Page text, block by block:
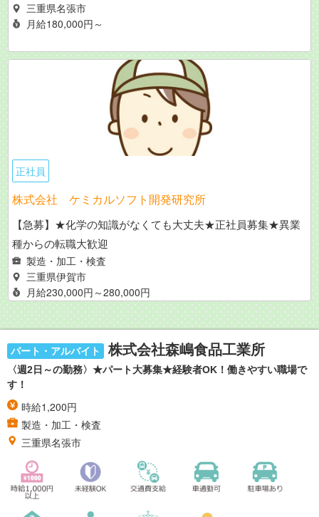
三重県名張市
月給180,000円～
正社員
株式会社 ケミカルソフト開発研究所
【急募】★化学の知識がなくても大丈夫★正社員募集★異業
種からの転職大歓迎
製造・加工・検査
三重県伊賀市
月給230,000円～280,000円
パート・アルバイト 株式会社森嶋食品工業所
〈週2日～の勤務〉★パート大募集★経験者OK！働きやすい職場で
す！
時給1,200円
製造・加工・検査
三重県名張市